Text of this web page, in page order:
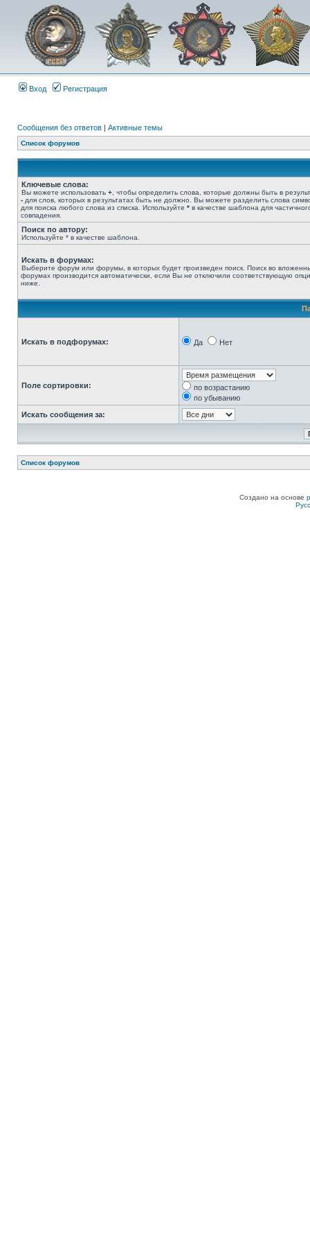
Вход Регистрация
Сообщения без ответов | Активные темы
Список форумов
Ключевые слова:
Вы можете использовать + , чтобы определить слова, которые должны быть в
- для слов, которых в результатах быть не должно. Вы можете разделить слова
для поиска любого слова из списка. Используйте * в качестве шаблона для
совпадения.
Поиск по автору:
Используйте * в качестве шаблона.
Искать в форумах:
Выберите форум или форумы, в которых будет произведен поиск. Поиск во
форумах производится автоматически, если Вы не отключили соответствующую
ниже.
Искать в подфорумах: Да Нет
Поле сортировки:
по возрастанию
по убыванию
Искать сообщения за:
Список форумов
Создано на основе